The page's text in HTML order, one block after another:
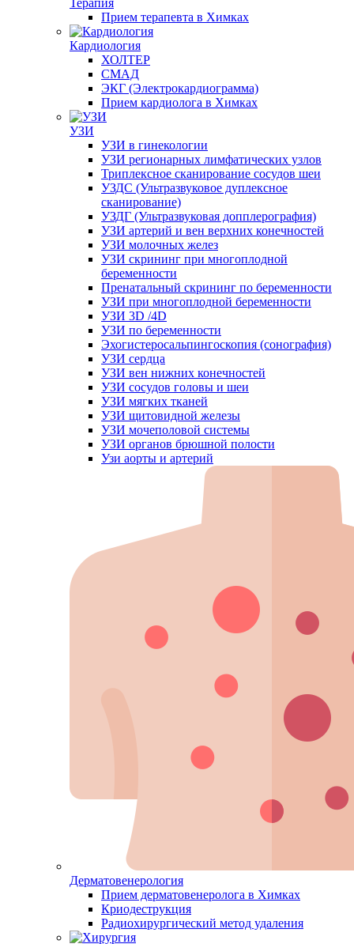
Терапия
Прием терапевта в Химках
Кардиология
ХОЛТЕР
СМАД
ЭКГ (Электрокардиограмма)
Прием кардиолога в Химках
УЗИ
УЗИ в гинекологии
УЗИ регионарных лимфатических узлов
Триплексное сканирование сосудов шеи
УЗДС (Ультразвуковое дуплексное
сканирование)
УЗДГ (Ультразвуковая допплерография)
УЗИ артерий и вен верхних конечностей
УЗИ молочных желез
УЗИ скрининг при многоплодной
беременности
Пренатальный скрининг по беременности
УЗИ при многоплодной беременности
УЗИ 3D /4D
УЗИ по беременности
Эхогистеросальпингоскопия (сонография)
УЗИ сердца
УЗИ вен нижних конечностей
УЗИ сосудов головы и шеи
УЗИ мягких тканей
УЗИ щитовидной железы
УЗИ мочеполовой системы
УЗИ органов брюшной полости
Узи аорты и артерий
Дерматовенерология
Прием дерматовенеролога в Химках
Криодеструкция
Радиохирургический метод удаления